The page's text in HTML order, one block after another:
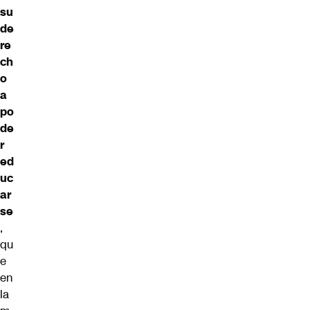
su
de
re
ch
o
a
po
de
r
ed
uc
ar
se
,
qu
e
en
la